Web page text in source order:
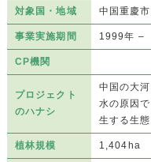
対象国・地域 中国重慶市
事業実施期間 1999年 –
CP機関
プロジェクト
のハナシ
中国の大
水の原因
生する生
植林規模 1,404ha